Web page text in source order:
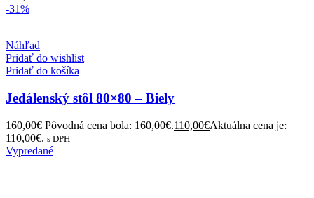
-31%
Náhľad
Pridať do wishlist
Pridať do košíka
Jedálenský stôl 80×80 – Biely
160,00€ Pôvodná cena bola: 160,00€.110,00€Aktuálna cena je:
110,00€. s DPH
Vypredané